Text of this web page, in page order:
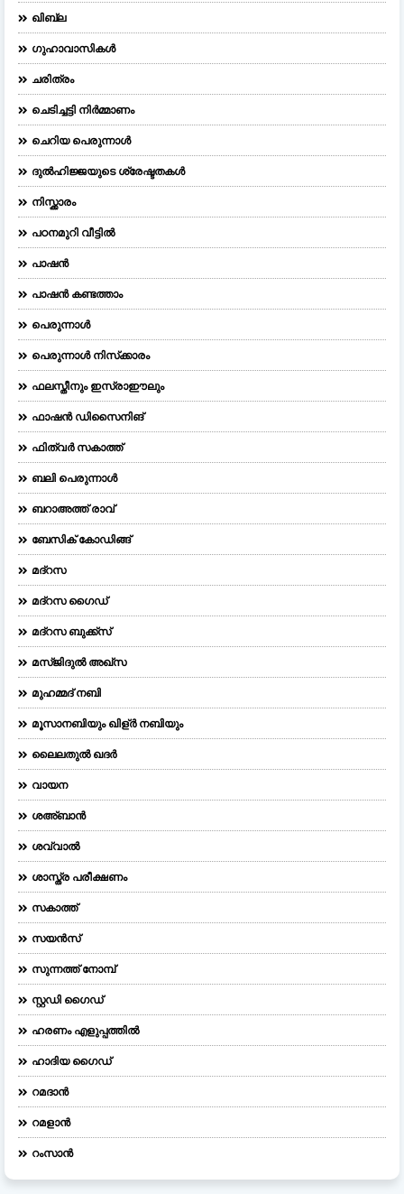
ഖിബ്‌ല
ഗുഹാവാസികൾ
ചരിത്രം
ചെടിച്ചട്ടി നിർമ്മാണം
ചെറിയ പെരുന്നാള്‍
ദുല്‍ഹിജ്ജയുടെ ശ്രേഷ്ടതകള്‍
നിസ്ക്കാരം
പഠനമുറി വീട്ടിൽ
പാഷൻ
പാഷൻ കണ്ടത്താം
പെരുന്നാള്‍
പെരുന്നാള്‍ നിസ്‌ക്കാരം
ഫലസ്തീനും ഇസ്രാഈലും
ഫാഷന്‍ ഡിസൈനിങ്‌
ഫിത്വർ സകാത്ത്
ബലി പെരുന്നാള്‍
ബറാഅത്ത് രാവ്
ബേസിക് കോഡിങ്ങ്
മദ്റസ
മദ്‌റസ ഗൈഡ്
മദ്റസ ബുക്ക്സ്
മസ്ജിദുല്‍ അഖ്‌സ
മുഹമ്മദ് നബി
മൂസാനബിയും ഖിള്ർ നബിയും
ലൈലതുല്‍ ഖദര്‍
വായന
ശഅ്ബാൻ
ശവ്വാൽ
ശാസ്ത്ര പരീക്ഷണം
സകാത്ത്
സയൻസ്
സുന്നത്ത് നോമ്പ്
സ്റ്റഡി ഗൈഡ്
ഹരണം എളുപ്പത്തിൽ
ഹാദിയ ഗൈഡ്
റമദാൻ
റമളാൻ
റംസാൻ